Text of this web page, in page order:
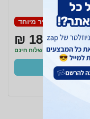
מחיר מיוחד
183 ₪
משלוח חינם